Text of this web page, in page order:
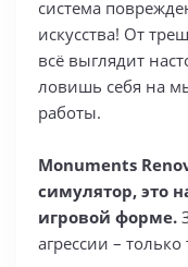
система
искусства! От
всё выглядит
ловишь себя на
работы.
Monuments
симулятор, это
игровой форме.
агрессии –